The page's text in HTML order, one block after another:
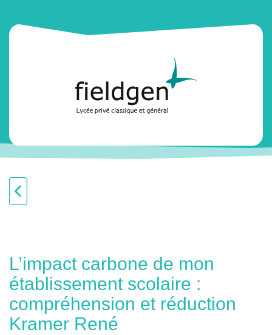
L’impact carbone de mon
établissement scolaire :
compréhension et réduction
Kramer René